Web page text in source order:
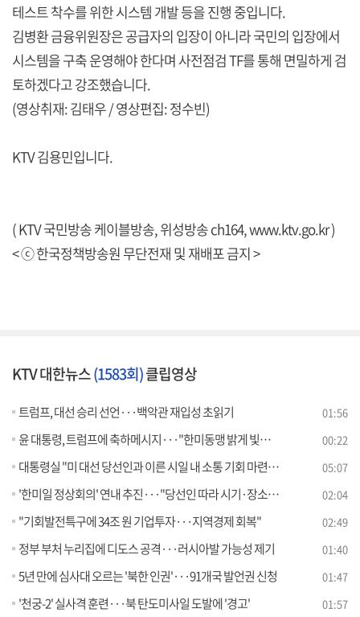
테스트 착수를 위한 시스템 개발 등을 진행 중입니다.
김병환 금융위원장은 공급자의 입장이 아니라 국민의 입장에서
시스템을 구축 운영해야 한다며 사전점검 TF를 통해 면밀하게 검
토하겠다고 강조했습니다.
(영상취재: 김태우 / 영상편집: 정수빈)
KTV 김용민입니다.
( KTV 국민방송 케이블방송, 위성방송 ch164,www.ktv.go.kr)
< ⓒ 한국정책방송원 무단전재 및 재배포 금지 >
KTV 대한뉴스(1583회)클립영상
트럼프, 대선 승리 선언···백악관 재입성 초읽기 01:56
윤 대통령, 트럼프에 축하메시지···"한미동맹 밝게 빛날 것" 00:22
대통령실 "미 대선 당선인과 이른 시일 내 소통 기회 마련" [뉴스의 맥] 05:07
'한미일 정상회의' 연내 추진···"당선인 따라 시기·장소 결정" 02:04
"기회발전특구에 34조 원 기업투자···지역경제 회복" 02:49
정부 부처 누리집에 디도스 공격···러시아발 가능성 제기 01:40
5년 만에 심사대 오르는 '북한 인권'···91개국 발언권 신청 01:47
'천궁-2' 실사격 훈련···북 탄도미사일 도발에 '경고' 01:57